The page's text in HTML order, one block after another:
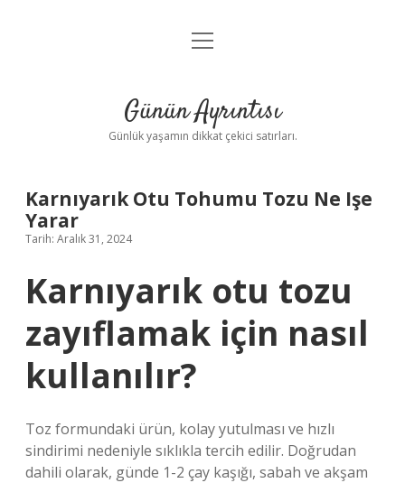
Anasayfa
Yasal Uyarı
menüyü
Günün Ayrıntısı
Günlük yaşamın dikkat çekici satırları.
Karnıyarık Otu Tohumu Tozu Ne Işe
Yarar
Tarih: Aralık 31, 2024
Karnıyarık otu tozu
zayıflamak için nasıl
kullanılır?
Toz formundaki ürün, kolay yutulması ve hızlı
sindirimi nedeniyle sıklıkla tercih edilir. Doğrudan
dahili olarak, günde 1-2 çay kaşığı, sabah ve akşam